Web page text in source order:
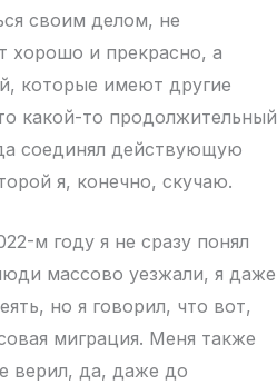
своим делом, не
хорошо и прекрасно, а
которые имеют другие
какой-то продолжительный
соединял действующую
я, конечно, скучаю.
м году я не сразу понял
массово уезжали, я даже
но я говорил, что вот,
миграция. Меня также
верил, да, даже до